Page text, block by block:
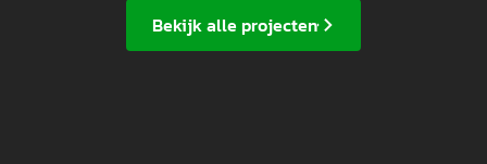
Bekijk alle projecten